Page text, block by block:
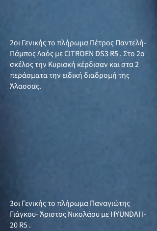
2οι Γενικής το πλήρωμα Πέτρος Παντελή-
Πάμπος Λαός με CITROEN DS3 R5 . Στο 2ο
σκέλος την Κυριακή κέρδισαν και στα 2
περάσματα την ειδική διαδρομή της
Άλασσας.
3οι Γενικής το πλήρωμα Παναγιώτης
Γιάγκου- Άριστος Νικολάου με HYUNDAI I-
20 R5 .